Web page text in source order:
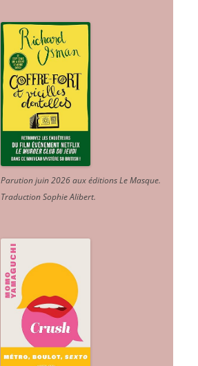
Parution juin 2026 aux éditions Le Masque.
Traduction Sophie Alibert.